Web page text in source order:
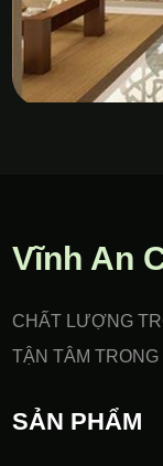
Vĩnh An
CHẤT LƯỢNG
TẬN TÂM
SẢN PHẨM